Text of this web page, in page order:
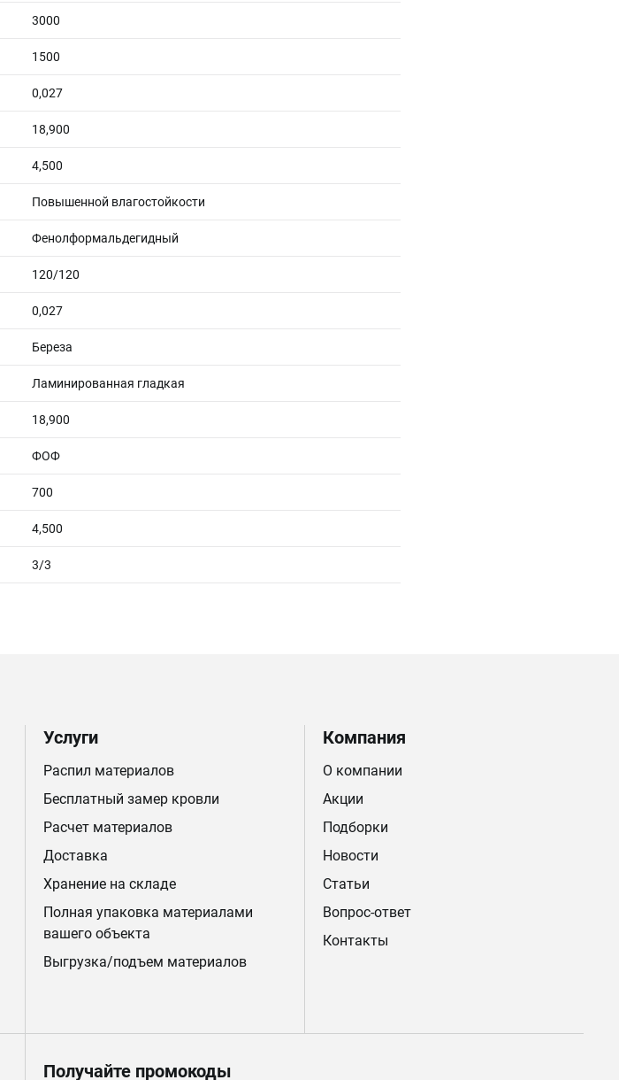
3000
1500
0,027
18,900
4,500
Повышенной влагостойкости
Фенолформальдегидный
120/120
0,027
Береза
Ламинированная гладкая
18,900
ФОФ
700
4,500
3/3
Услуги
Распил материалов
Бесплатный замер кровли
Расчет материалов
Доставка
Хранение на складе
Полная упаковка материалами
вашего объекта
Выгрузка/подъем материалов
Компания
О компании
Акции
Подборки
Новости
Статьи
Вопрос-ответ
Контакты
Получайте промокоды